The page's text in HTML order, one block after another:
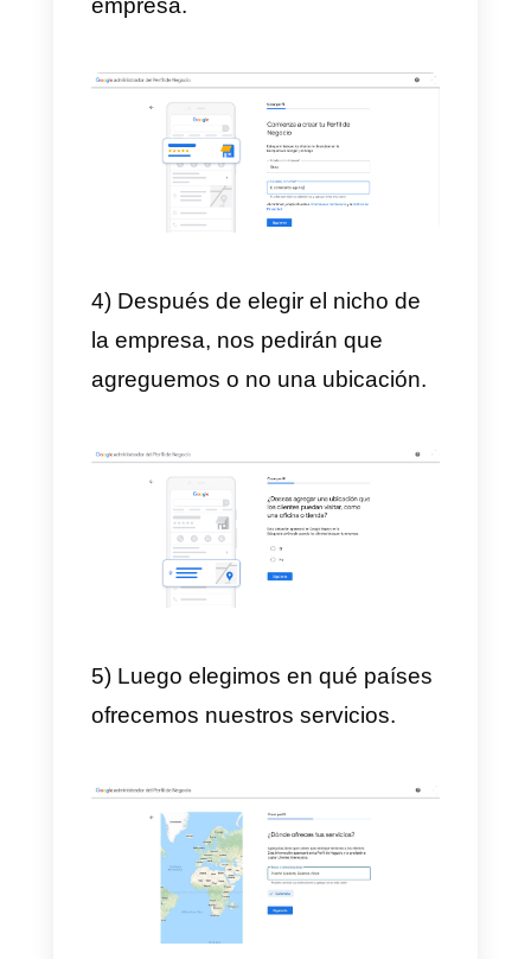
Para poder configurar tu cuenta
de Google My Business hay que
crear la cuenta. Para avanzar
todo esto debemos seguir estos
1) Lo primero que hay que hacer
es entrar en la página web de
enacceder .
2) Posteriormente, escribimos el
nombre de nuestra empresa en
buscador.